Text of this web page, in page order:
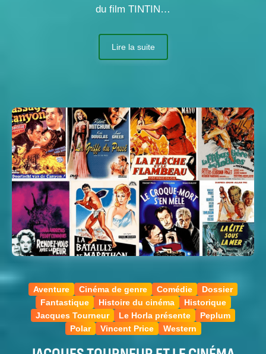
du film TINTIN…
Lire la suite
Aventure Cinéma de genre Comédie
Dossier
Fantastique
Histoire du cinéma
Historique
Jacques Tourneur
Le Horla présente
Peplum
Polar
Vincent Price Western